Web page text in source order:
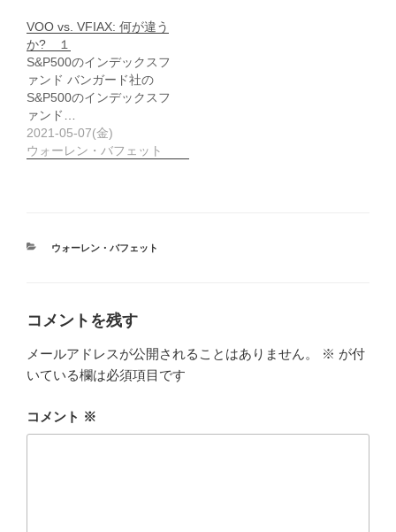
VOO vs. VFIAX: 何が違う
か? １
S&P500のインデックスフ
ァンド バンガード社の
S&P500のインデックスフ
ァンド…
2021-05-07(金)
ウォーレン・バフェット
カ
ウォーレン・バフェット
コメントを残す
メールアドレスが公開されることはありません。 ※ が付
いている欄は必須項目です
コメント ※